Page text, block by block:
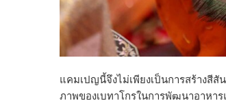
แคมเปญนี้จึงไม่เพียงเป็นการสร้างสี
ภาพของเบทาโกรในการพัฒนาอาหา